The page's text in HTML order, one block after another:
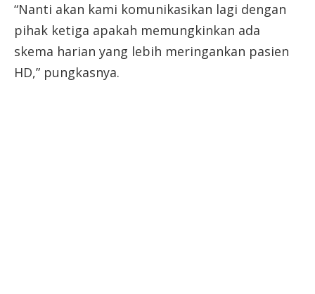
“Nanti akan kami komunikasikan lagi dengan
pihak ketiga apakah memungkinkan ada
skema harian yang lebih meringankan pasien
HD,” pungkasnya.